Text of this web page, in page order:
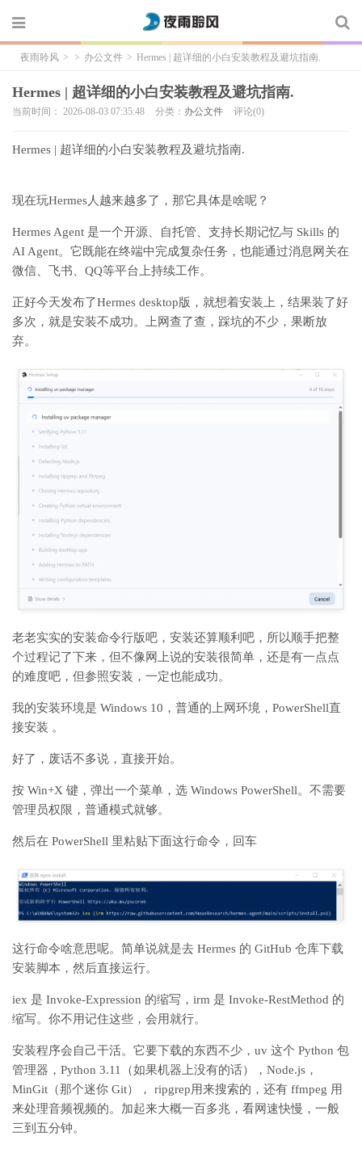
夜雨聆风 > > 办公文件 > Hermes | 超详细的小白安装教程及避坑指南.
Hermes | 超详细的小白安装教程及避坑指南.
当前时间： 2026-08-03 07:35:48 分类： 办公文件 评论(0)
Hermes | 超详细的小白安装教程及避坑指南.
现在玩Hermes人越来越多了，那它具体是啥呢？
Hermes Agent 是一个开源、自托管、支持长期记忆与 Skills 的
AI Agent。它既能在终端中完成复杂任务，也能通过消息网关在
微信、飞书、QQ等平台上持续工作。
正好今天发布了Hermes desktop版，就想着安装上，结果装了好
多次，就是安装不成功。上网查了查，踩坑的不少，果断放
弃。
老老实实的安装命令行版吧，安装还算顺利吧，所以顺手把整
个过程记了下来，但不像网上说的安装很简单，还是有一点点
的难度吧，但参照安装，一定也能成功。
我的安装环境是 Windows 10，普通的上网环境，PowerShell直
接安装 。
好了，废话不多说，直接开始。
按 Win+X 键，弹出一个菜单，选 Windows PowerShell。不需要
管理员权限，普通模式就够。
然后在 PowerShell 里粘贴下面这行命令，回车
这行命令啥意思呢。简单说就是去 Hermes 的 GitHub 仓库下载
安装脚本，然后直接运行。
iex 是 Invoke-Expression 的缩写，irm 是 Invoke-RestMethod 的
缩写。你不用记住这些，会用就行。
安装程序会自己干活。它要下载的东西不少，uv 这个 Python 包
管理器，Python 3.11（如果机器上没有的话），Node.js，
MinGit（那个迷你 Git），
ripgrep用来搜索的， 还有 ffmpeg 用
来处理音频视频的。加起来大概一百多兆，看网速快慢，一般
三到五分钟。